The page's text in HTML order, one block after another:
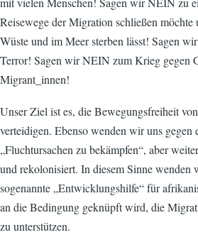
Reisewege der Migration schließen
Wüste und im Meer sterben lässt! Sagen
Terror! Sagen wir NEIN zum Krieg gegen
Migrant_innen!
Unser Ziel ist es, die Bewegungsfreiheit
verteidigen. Ebenso wenden wir uns
„Fluchtursachen zu bekämpfen“, aber
und rekolonisiert. In diesem Sinne wenden
sogenannte „Entwicklungshilfe“ für
an die Bedingung geknüpft wird, die
zu unterstützen.